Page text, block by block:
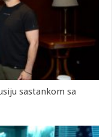
sastankom sa